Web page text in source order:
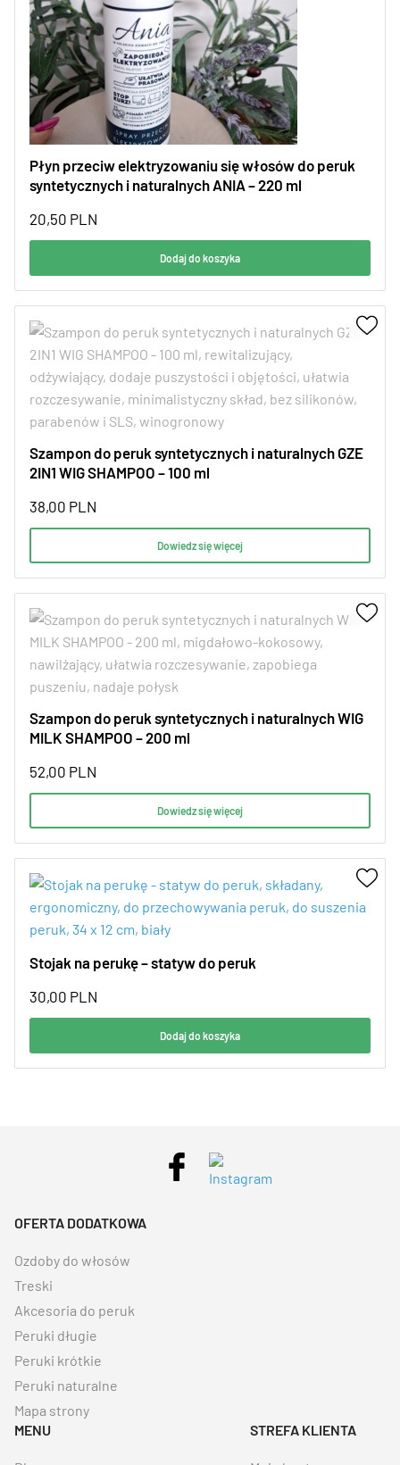
Płyn przeciw elektryzowaniu się włosów do peruk
syntetycznych i naturalnych ANIA – 220 ml
20,50 PLN
Dodaj do koszyka
Szampon do peruk syntetycznych i naturalnych GZE
2IN1 WIG SHAMPOO – 100 ml
38,00 PLN
Dowiedz się więcej
Szampon do peruk syntetycznych i naturalnych WIG
MILK SHAMPOO – 200 ml
52,00 PLN
Dowiedz się więcej
Stojak na perukę – statyw do peruk
30,00 PLN
Dodaj do koszyka
OFERTA DODATKOWA
Ozdoby do włosów
Treski
Akcesoria do peruk
Peruki długie
Peruki krótkie
Peruki naturalne
Mapa strony
MENU
STREFA KLIENTA